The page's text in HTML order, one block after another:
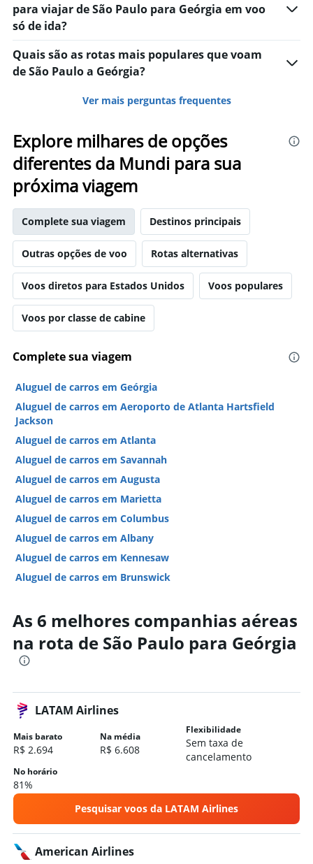
para viajar de São Paulo para Geórgia em voo
só de ida?
Quais são as rotas mais populares que voam
de São Paulo a Geórgia?
Ver mais perguntas frequentes
Explore milhares de opções
diferentes da Mundi para sua
próxima viagem
Complete sua viagem Destinos principais
Outras opções de voo Rotas alternativas
Voos diretos para Estados Unidos Voos populares
Voos por classe de cabine
Complete sua viagem
Aluguel de carros em Geórgia
Aluguel de carros em Aeroporto de Atlanta Hartsfield
Jackson
Aluguel de carros em Atlanta
Aluguel de carros em Savannah
Aluguel de carros em Augusta
Aluguel de carros em Marietta
Aluguel de carros em Columbus
Aluguel de carros em Albany
Aluguel de carros em Kennesaw
Aluguel de carros em Brunswick
Aluguel de carros em College Park
Hotéis em Geórgia
Hotéis em Atlanta
Hotéis em Helen
Hotéis em Tybee Island
Hotéis em Augusta
Hotéis em Jekyll Island
Hotéis em Atenas
Hotéis em Macon
Hotéis em Columbus
Hotéis em Valdosta
Hotéis em Marietta
As 6 melhores companhias aéreas
na rota de São Paulo para Geórgia
LATAM Airlines
Mais barato
R$ 2.694
Na média
R$ 6.608
Flexibilidade
Sem taxa de
cancelamento
No horário
81%
Pesquisar voos da LATAM Airlines
American Airlines